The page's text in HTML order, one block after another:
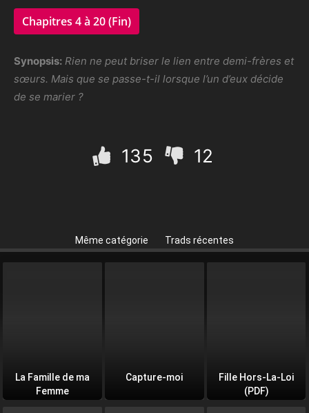
Chapitres 4 à 20 (Fin)
Synopsis: Rien ne peut briser le lien entre demi-frères et
sœurs. Mais que se passe-t-il lorsque l’un d’eux décide
de se marier ?
135 12
Même catégorie Trads récentes
La Famille de ma
Femme
Capture-moi
Fille Hors-La-Loi
(PDF)